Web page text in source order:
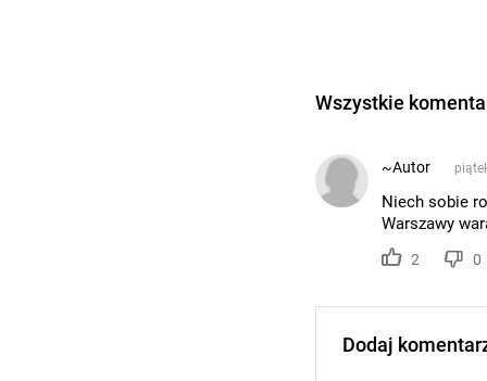
Wszystkie
~Autor
Niech sobie
Warszawy
2 0
Dodaj